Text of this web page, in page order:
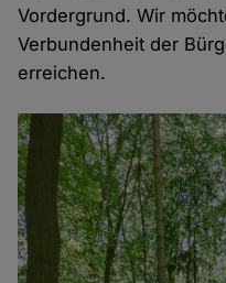
Vordergrund. Wir
Verbundenheit der
erreichen.